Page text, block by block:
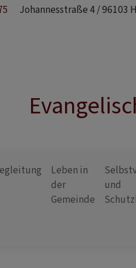
Johannesstraße 4 / 96103
Leben in
der
Gemeinde
und